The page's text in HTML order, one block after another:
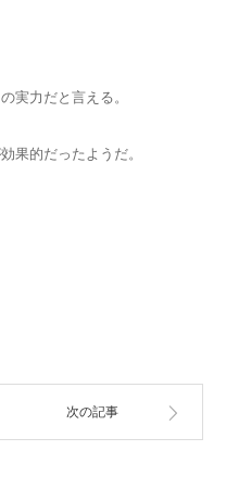
実力だと言える。
果的だったようだ。
次の記事